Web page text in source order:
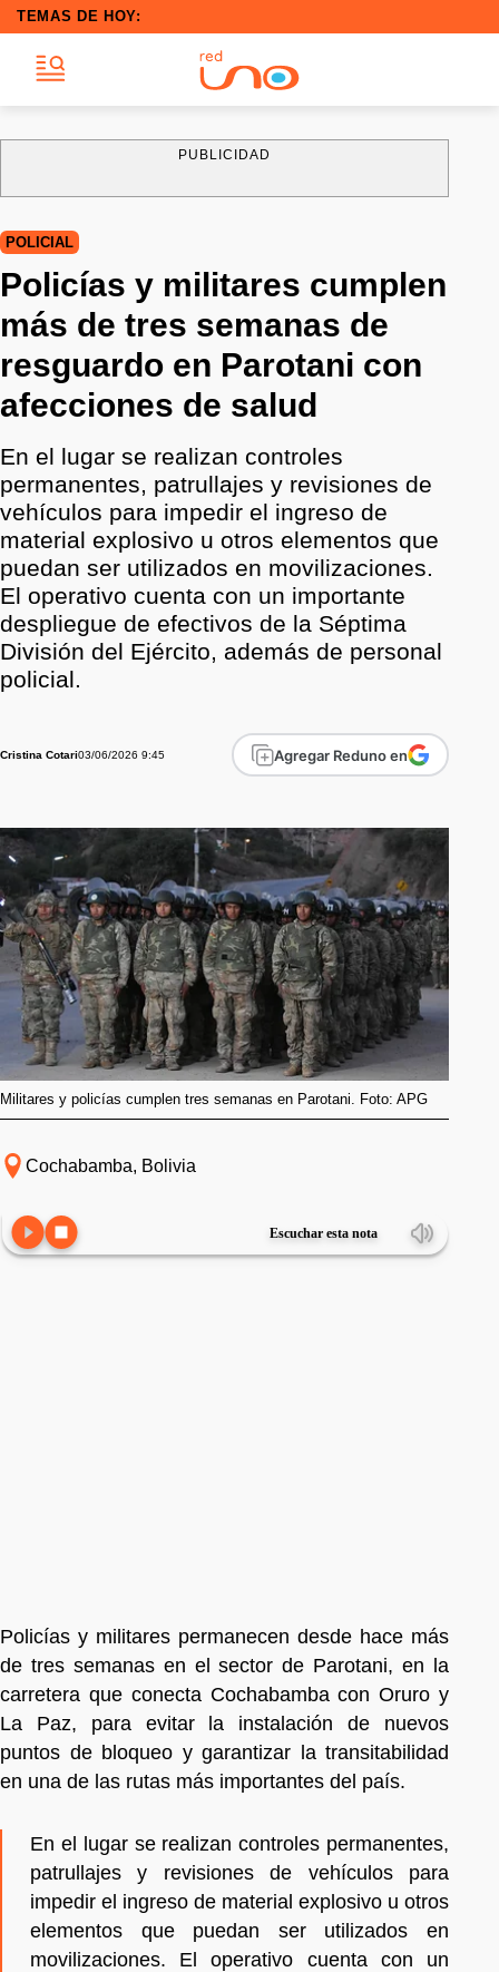
TEMAS DE HOY:
PUBLICIDAD
POLICIAL
Policías y militares cumplen
más de tres semanas de
resguardo en Parotani con
afecciones de salud
En el lugar se realizan controles
permanentes, patrullajes y revisiones de
vehículos para impedir el ingreso de
material explosivo u otros elementos que
puedan ser utilizados en movilizaciones.
El operativo cuenta con un importante
despliegue de efectivos de la Séptima
División del Ejército, además de personal
policial.
Cristina Cotari03/06/2026 9:45 Agregar Reduno en
Militares y policías cumplen tres semanas en Parotani. Foto: APG
Cochabamba, Bolivia
Escuchar esta nota
Policías y militares permanecen desde hace más
de tres semanas en el sector de Parotani, en la
carretera que conecta Cochabamba con Oruro y
La Paz, para evitar la instalación de nuevos
puntos de bloqueo y garantizar la transitabilidad
en una de las rutas más importantes del país.
En el lugar se realizan controles permanentes,
patrullajes y revisiones de vehículos para
impedir el ingreso de material explosivo u otros
elementos que puedan ser utilizados en
movilizaciones. El operativo cuenta con un